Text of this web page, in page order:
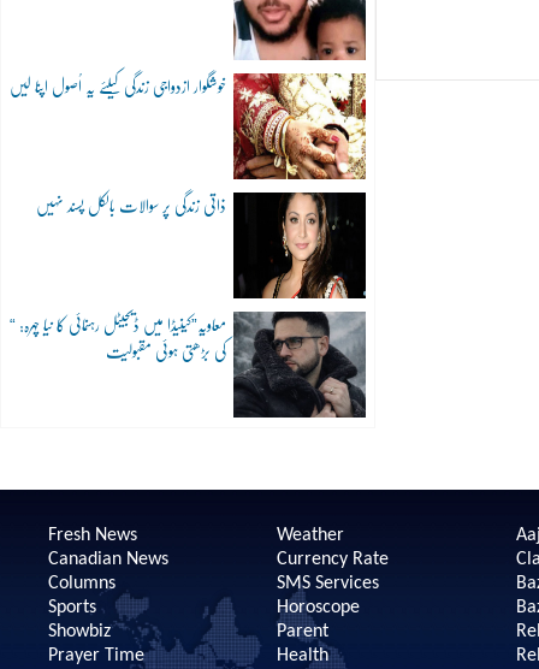
خوشگوار ازدواجی زندگی کیلئے یہ اُصول اپنا لیں
ذاتی زندگی پر سوالات بالکل پسند نہیں
“معاویہ”کینیڈا میں ڈیجیٹل رہنمائی کا نیا چہرہ:
کی بڑھتی ہوئی مقبولیت
Fresh News
Canadian News
Columns
Sports
Showbiz
Prayer Time
Weather
Currency Rate
SMS Services
Horoscope
Parent
Health